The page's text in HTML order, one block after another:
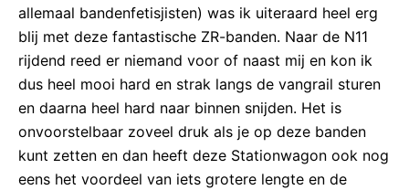
allemaal bandenfetisjisten) was ik uiteraard heel erg
blij met deze fantastische ZR-banden. Naar de N11
rijdend reed er niemand voor of naast mij en kon ik
dus heel mooi hard en strak langs de vangrail sturen
en daarna heel hard naar binnen snijden. Het is
onvoorstelbaar zoveel druk als je op deze banden
kunt zetten en dan heeft deze Stationwagon ook nog
eens het voordeel van iets grotere lengte en de